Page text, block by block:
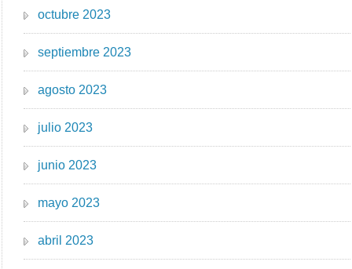
octubre 2023
septiembre 2023
agosto 2023
julio 2023
junio 2023
mayo 2023
abril 2023